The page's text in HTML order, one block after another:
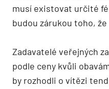
musí existovat určité
budou zárukou toho,
Zadavatelé veřejných
podle ceny kvůli
by rozhodli o vítězi